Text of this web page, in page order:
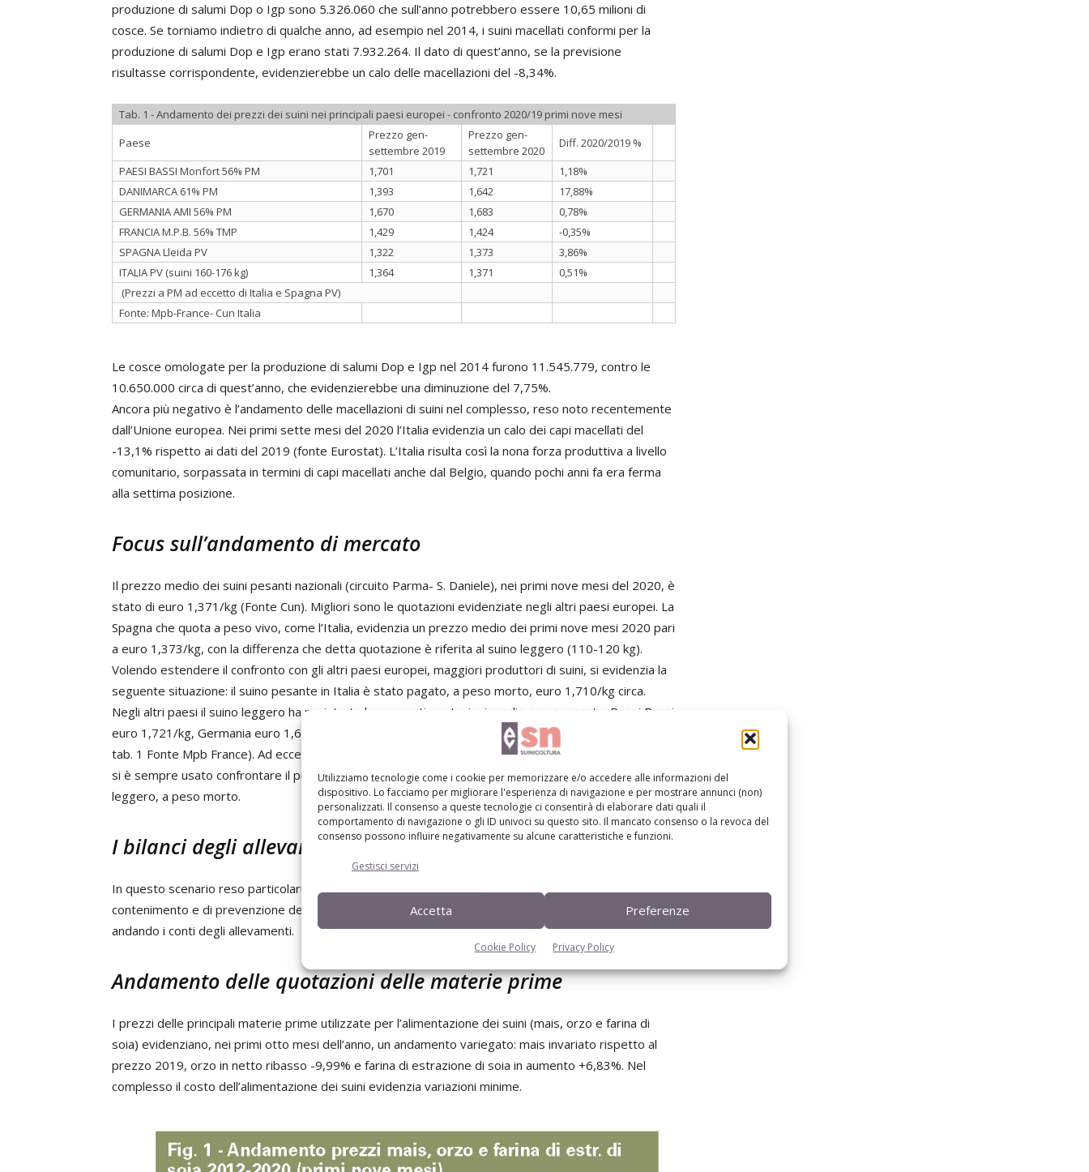
Utilizziamo tecnologie come i cookie per memorizzare e/o accedere alle informazioni del
dispositivo. Lo facciamo per migliorare l'esperienza di navigazione e per mostrare annunci (non)
personalizzati. Il consenso a queste tecnologie ci consentirà di elaborare dati quali il
comportamento di navigazione o gli ID univoci su questo sito. Il mancato consenso o la revoca del
consenso possono influire negativamente su alcune caratteristiche e funzioni.
Gestisci servizi
Accetta Preferenze
Cookie Policy Privacy Policy
produzione di salumi Dop o Igp sono 5.326.060 che sull’anno potrebbero essere 10,65 milioni di
cosce. Se torniamo indietro di qualche anno, ad esempio nel 2014, i suini macellati conformi per la
produzione di salumi Dop e Igp erano stati 7.932.264. Il dato di quest’anno, se la previsione
risultasse corrispondente, evidenzierebbe un calo delle macellazioni del -8,34%.
Tab. 1 - Andamento dei prezzi dei suini nei principali paesi europei - confronto 2020/19 primi nove mesi
Paese
Prezzo gen-
settembre 2019
Prezzo gen-
settembre 2020
Diff. 2020/2019 %
PAESI BASSI Monfort 56% PM
1,701 1,721
1,18%
DANIMARCA 61% PM
1,393 1,642
17,88%
GERMANIA AMI 56% PM
1,670 1,683
0,78%
FRANCIA M.P.B. 56% TMP
1,429 1,424
-0,35%
SPAGNA Lleida PV
1,322 1,373
3,86%
ITALIA PV (suini 160-176 kg)
1,364 1,371
0,51%
(Prezzi a PM ad eccetto di Italia e Spagna PV)
Fonte: Mpb-France- Cun Italia
Le cosce omologate per la produzione di salumi Dop e Igp nel 2014 furono 11.545.779, contro le
10.650.000 circa di quest’anno, che evidenzierebbe una diminuzione del 7,75%.
Ancora più negativo è l’andamento delle macellazioni di suini nel complesso, reso noto recentemente
dall’Unione europea. Nei primi sette mesi del 2020 l’Italia evidenzia un calo dei capi macellati del
-13,1% rispetto ai dati del 2019 (fonte Eurostat). L’Italia risulta così la nona forza produttiva a livello
comunitario, sorpassata in termini di capi macellati anche dal Belgio, quando pochi anni fa era ferma
alla settima posizione.
Focus sull’andamento di mercato
Il prezzo medio dei suini pesanti nazionali (circuito Parma- S. Daniele), nei primi nove mesi del 2020, è
stato di euro 1,371/kg (Fonte Cun). Migliori sono le quotazioni evidenziate negli altri paesi europei. La
Spagna che quota a peso vivo, come l’Italia, evidenzia un prezzo medio dei primi nove mesi 2020 pari
a euro 1,373/kg, con la differenza che detta quotazione è riferita al suino leggero (110-120 kg).
Volendo estendere il confronto con gli altri paesi europei, maggiori produttori di suini, si evidenzia la
seguente situazione: il suino pesante in Italia è stato pagato, a peso morto, euro 1,710/kg circa.
Negli altri paesi il suino leggero ha registrato le seguenti quotazioni medie a peso morto: Paesi Bassi
euro 1,721/kg, Germania euro 1,642/kg, Francia euro 1,424/kg, e Danimarca euro 1,642/kg. (vedi
tab. 1 Fonte Mpb France). Ad eccetto del prezzo francese la differenza non c’è più, mentre in passato
si è sempre usato confrontare il prezzo del nostro suino, a peso vivo, con il prezzo del suino
leggero, a peso morto.
I bilanci degli allevamenti
In questo scenario reso particolarmente incerto e instabile dagli effetti dei provvedimenti di
contenimento e di prevenzione dei contagi da Covid-19, è comunque importante capire come stanno
andando i conti degli allevamenti.
Andamento delle quotazioni delle materie prime
I prezzi delle principali materie prime utilizzate per l’alimentazione dei suini (mais, orzo e farina di
soia) evidenziano, nei primi otto mesi dell’anno, un andamento variegato: mais invariato rispetto al
prezzo 2019, orzo in netto ribasso -9,99% e farina di estrazione di soia in aumento +6,83%. Nel
complesso il costo dell’alimentazione dei suini evidenzia variazioni minime.